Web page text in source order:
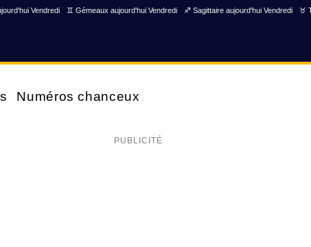
Vendredi ♊ Gémeaux aujourd'hui Vendredi ♐ Sagittaire aujourd'hui Vendredi ♉
Numéros chanceux